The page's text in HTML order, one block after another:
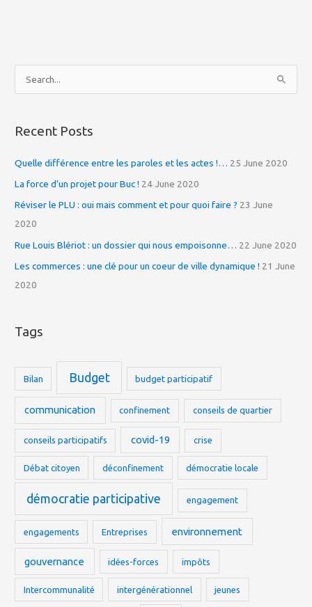
r
c
:
Recent Posts
Quelle différence entre les paroles et les actes !… 25 June 2020
La force d’un projet pour Buc ! 24 June 2020
Réviser le PLU : oui mais comment et pour quoi faire ? 23 June
2020
Rue Louis Blériot : un dossier qui nous empoisonne… 22 June 2020
Les commerces : une clé pour un coeur de ville dynamique ! 21 June
2020
Tags
Bilan Budget budget participatif
communication confinement conseils de quartier
conseils participatifs covid-19 crise
Débat citoyen déconfinement démocratie locale
démocratie participative engagement
engagements Entreprises environnement
gouvernance idées-forces impôts
Intercommunalité intergénérationnel jeunes